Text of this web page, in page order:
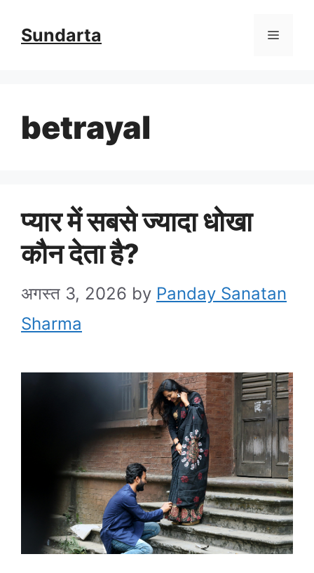
Sundarta Menu
betrayal
प्यार में सबसे ज्यादा धोखा
कौन देता है?
अगस्त 3, 2026 by Panday Sanatan
Sharma